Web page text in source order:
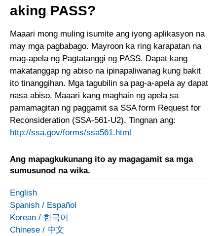
aking PASS?
Maaari mong muling isumite ang iyong aplikasyon na
may mga pagbabago. Mayroon ka ring karapatan na
mag-apela ng Pagtatanggi ng PASS. Dapat kang
makatanggap ng abiso na ipinapaliwanag kung bakit
ito tinanggihan. Mga tagubilin sa pag-a-apela ay dapat
nasa abiso. Maaari kang maghain ng apela sa
pamamagitan ng paggamit sa SSA form Request for
Reconsideration (SSA-561-U2). Tingnan ang:
http://ssa.gov/forms/ssa561.html
Ang mapagkukunang ito ay magagamit sa mga
sumusunod na wika.
English
Spanish / Español
Korean / 한국어
Chinese / 中文